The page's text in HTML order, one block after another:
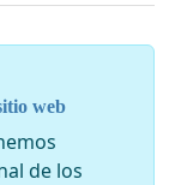
web
de los